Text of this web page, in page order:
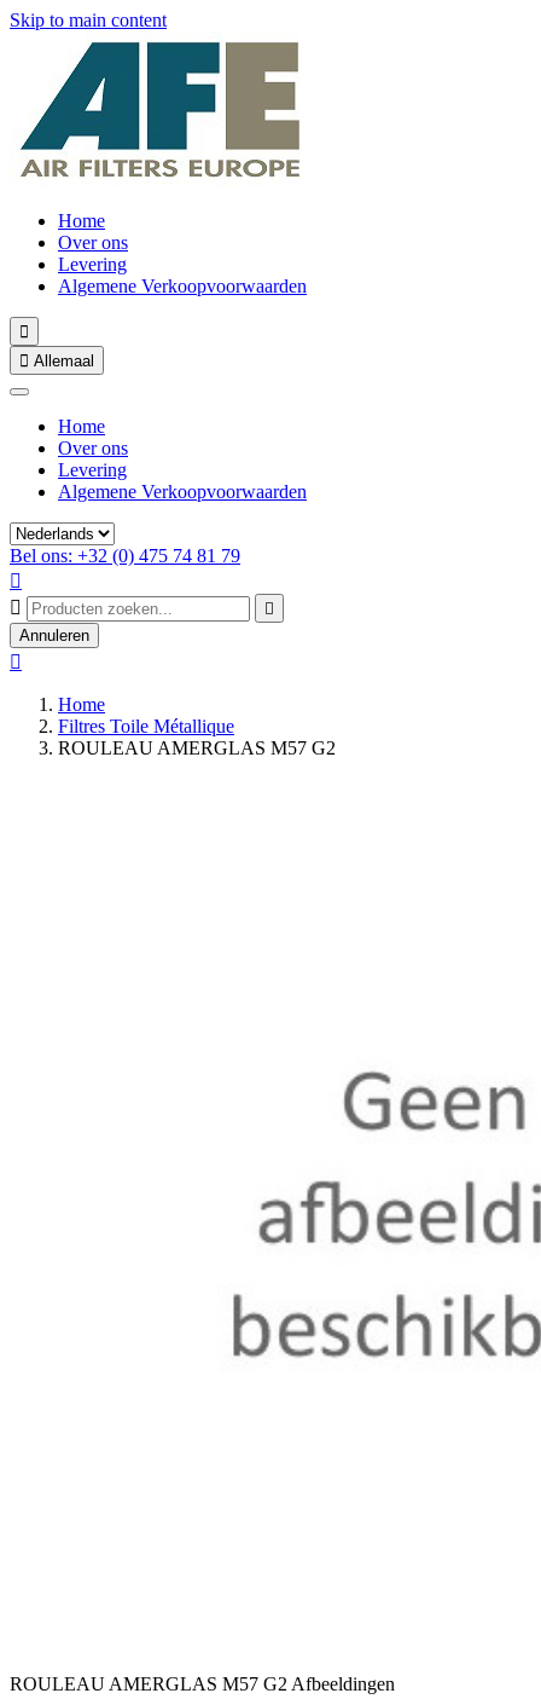
Skip to main content
Home
Over ons
Levering
Algemene Verkoopvoorwaarden

 Allemaal
Home
Over ons
Levering
Algemene Verkoopvoorwaarden
Bel ons: +32 (0) 475 74 81 79



Annuleren

Home
Filtres Toile Métallique
ROULEAU AMERGLAS M57 G2
ROULEAU AMERGLAS M57 G2 Afbeeldingen